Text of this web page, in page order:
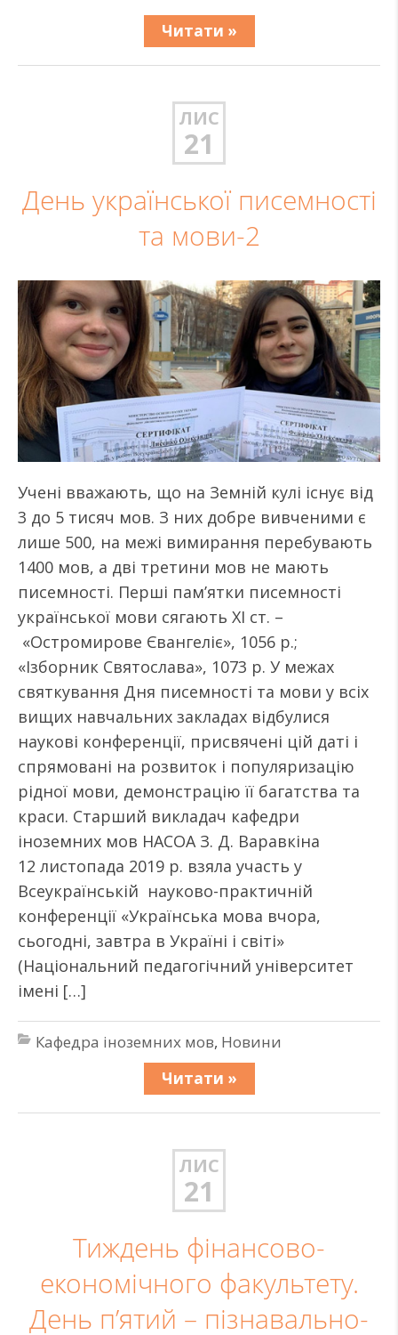
Читати »
ЛИС
21
День української писемності
та мови-2
Учені вважають, що на Земній кулі існує від
3 до 5 тисяч мов. З них добре вивченими є
лише 500, на межі вимирання перебувають
1400 мов, а дві третини мов не мають
писемності. Перші пам’ятки писемності
української мови сягають ХІ ст. –
«Остромирове Євангеліє», 1056 р.;
«Ізборник Святослава», 1073 р. У межах
святкування Дня писемності та мови у всіх
вищих навчальних закладах відбулися
наукові конференції, присвячені цій даті і
спрямовані на розвиток і популяризацію
рідної мови, демонстрацію її багатства та
краси. Старший викладач кафедри
іноземних мов НАСОА З. Д. Варавкіна
12 листопада 2019 р. взяла участь у
Всеукраїнській науково-практичній
конференції «Українська мова вчора,
сьогодні, завтра в Україні і світі»
(Національний педагогічний університет
імені […]
Кафедра іноземних мов, Новини
Читати »
ЛИС
21
Тиждень фінансово-
економічного факультету.
День п’ятий – пізнавально-